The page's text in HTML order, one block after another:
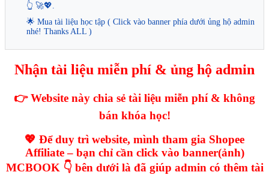
👆 🚀💖.
🌟 Mua tài liệu học tập ( Click vào banner phía dưới ủng hộ admin
nhé! Thanks ALL )
Nhận tài liệu miễn phí & ủng hộ admin
👉 Website này chia sẻ tài liệu miễn phí & không
bán khóa học!
💖 Để duy trì website, mình tham gia Shopee
Affiliate – bạn chỉ cần click vào banner(ảnh)
MCBOOK 👇 bên dưới là đã giúp admin có thêm tài